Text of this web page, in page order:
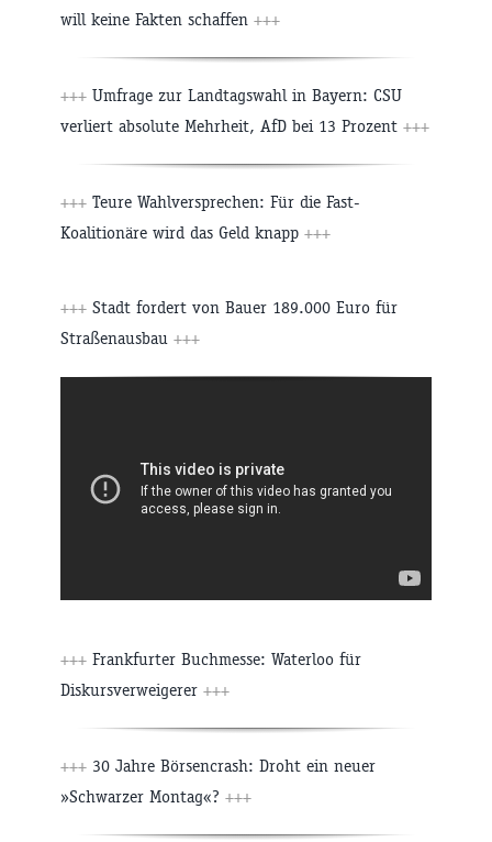
will keine Fakten schaffen +++
+++ Umfrage zur Landtagswahl in Bayern: CSU
verliert absolute Mehrheit, AfD bei 13 Prozent +++
+++ Teure Wahlversprechen: Für die Fast-
Koalitionäre wird das Geld knapp +++
+++ Stadt fordert von Bauer 189.000 Euro für
Straßenausbau +++
+++ Frankfurter Buchmesse: Waterloo für
Diskursverweigerer +++
+++ 30 Jahre Börsencrash: Droht ein neuer
»Schwarzer Montag«? +++